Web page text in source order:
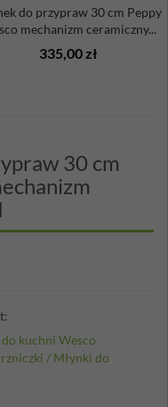
do przypraw 30 cm Peppy
mechanizm ceramiczny...
335,00 zł
30 cm
kuchni Wesco
/ Młynki do